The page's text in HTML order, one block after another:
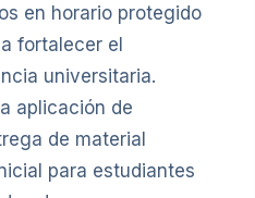
en horario protegido
fortalecer el
universitaria.
aplicación de
de material
para estudiantes